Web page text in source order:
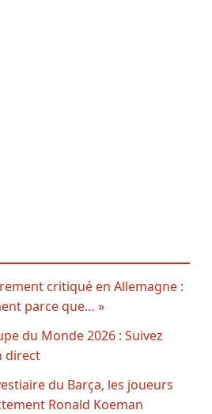
critiqué en Allemagne :
parce que… »
du Monde 2026 : Suivez
direct
du Barça, les joueurs
Ronald Koeman